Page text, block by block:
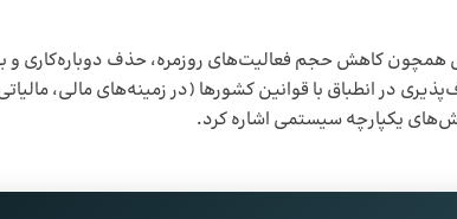
همچون کاهش حجم فعالیت‌های روزمره، حذف دوباره‌کاری و
در انطباق با قوانین کشورها (در زمینه‌های مالی،
یکپارچه سیستمی اشاره کرد.